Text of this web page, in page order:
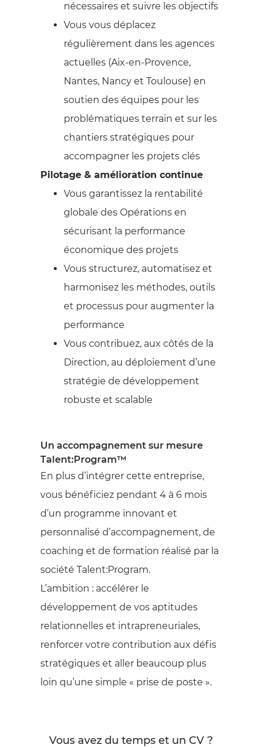
nécessaires et suivre les objectifs
Vous vous déplacez
régulièrement dans les agences
actuelles (Aix-en-Provence,
Nantes, Nancy et Toulouse) en
soutien des équipes pour les
problématiques terrain et sur les
chantiers stratégiques pour
accompagner les projets clés
Pilotage & amélioration continue
Vous garantissez la rentabilité
globale des Opérations en
sécurisant la performance
économique des projets
Vous structurez, automatisez et
harmonisez les méthodes, outils
et processus pour augmenter la
performance
Vous contribuez, aux côtés de la
Direction, au déploiement d’une
stratégie de développement
robuste et scalable
Un accompagnement sur mesure
Talent:Program™
En plus d’intégrer cette entreprise,
vous bénéficiez pendant 4 à 6 mois
d’un programme innovant et
personnalisé d’accompagnement, de
coaching et de formation réalisé par la
société Talent:Program.
L’ambition : accélérer le
développement de vos aptitudes
relationnelles et intrapreneuriales,
renforcer votre contribution aux défis
stratégiques et aller beaucoup plus
loin qu’une simple « prise de poste ».
Vous avez du temps et un CV ?